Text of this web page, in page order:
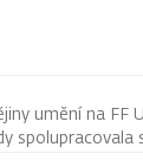
umění na FF